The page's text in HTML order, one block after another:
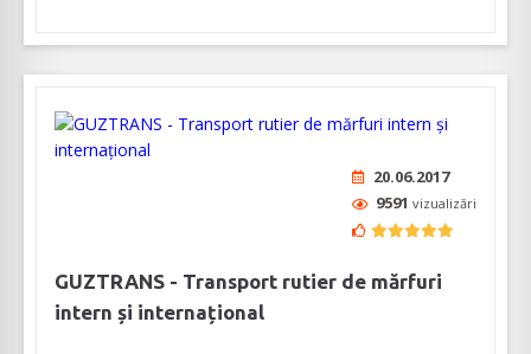
20.06.2017
9591 vizualizări
GUZTRANS - Transport rutier de mărfuri
intern și internațional